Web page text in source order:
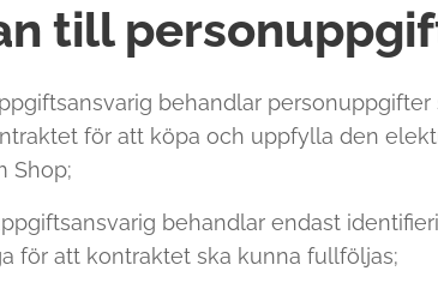
till
behandlar
för att köpa och uppfylla den
Shop;
behandlar endast
för att kontraktet ska kunna fullföljas;